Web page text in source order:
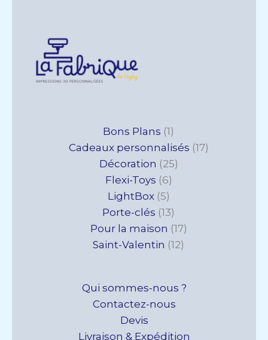
Bons Plans 11
produit
Cadeaux personnalisés 17produits
Décoration
25
produits
Flexi-Toys 6
6
produits
LightBox 5
5
produits
Porte-clés 13
13
produits
Pour la maison 17
produits
Saint-Valentin 12
produits
Qui sommes-nous ?
Contactez-nous
Devis
Livraison & Expédition